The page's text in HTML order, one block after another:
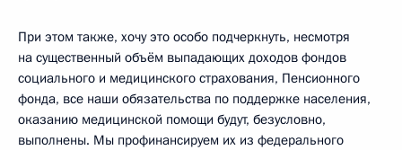
При этом также, хочу это особо подчеркнуть, несмотря
на существенный объём выпадающих доходов фондов
социального и медицинского страхования, Пенсионного
фонда, все наши обязательства по поддержке населения,
оказанию медицинской помощи будут, безусловно,
выполнены. Мы профинансируем их из федерального